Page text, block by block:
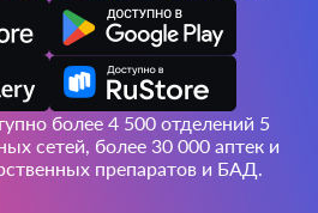
более 4 500 отделений 5
сетей, более 30 000 аптек и
препаратов и БАД.